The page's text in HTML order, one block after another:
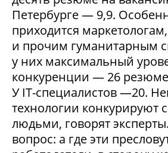
Петербурге — 9,9.
приходится
и прочим гуманитарным
у них максимальный
конкуренции — 26
У IT-специалистов —20.
технологии конкурируют
людьми, говорят
вопрос: а где эти